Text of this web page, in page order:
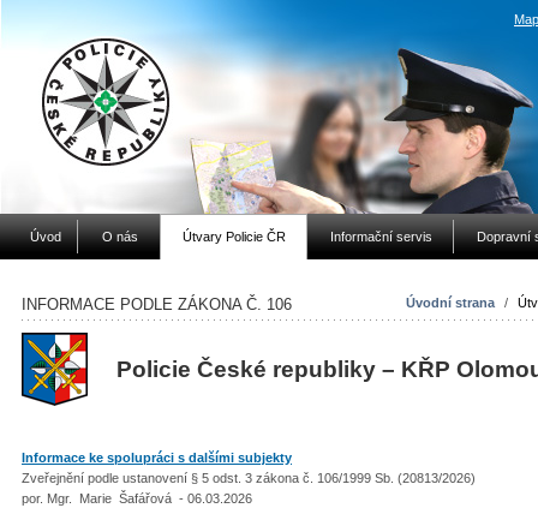
Úvod O nás Útvary Policie ČR Informační servis Dopravní
Úvodní strana /
INFORMACE PODLE ZÁKONA Č. 106
Policie České republiky – KŘP
Informace ke spolupráci s dalšími subjekty
Zveřejnění podle ustanovení § 5 odst. 3 zákona č. 106/1999 Sb. (20813/2026)
por. Mgr. Marie Šafářová - 06.03.2026